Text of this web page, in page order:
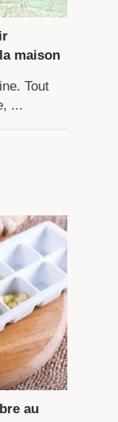
maison
Tout
...
au